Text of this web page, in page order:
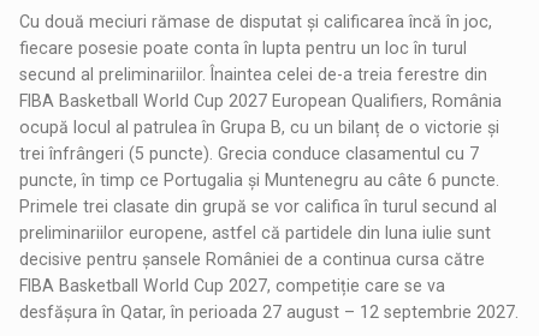
Cu două meciuri rămase de disputat și calificarea încă în joc,
fiecare posesie poate conta în lupta pentru un loc în turul
secund al preliminariilor. Înaintea celei de-a treia ferestre din
FIBA Basketball World Cup 2027 European Qualifiers, România
ocupă locul al patrulea în Grupa B, cu un bilanț de o victorie și
trei înfrângeri (5 puncte). Grecia conduce clasamentul cu 7
puncte, în timp ce Portugalia și Muntenegru au câte 6 puncte.
Primele trei clasate din grupă se vor califica în turul secund al
preliminariilor europene, astfel că partidele din luna iulie sunt
decisive pentru șansele României de a continua cursa către
FIBA Basketball World Cup 2027, competiție care se va
desfășura în Qatar, în perioada 27 august – 12 septembrie 2027.